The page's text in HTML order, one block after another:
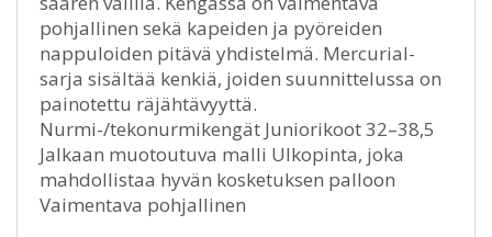
pohjallinen sekä kapeiden ja pyöreiden
nappuloiden pitävä yhdistelmä. Mercurial-
sarja sisältää kenkiä, joiden suunnittelussa on
painotettu räjähtävyyttä.
Nurmi-/tekonurmikengät Juniorikoot 32–38,5
Jalkaan muotoutuva malli Ulkopinta, joka
mahdollistaa hyvän kosketuksen palloon
Vaimentava pohjallinen